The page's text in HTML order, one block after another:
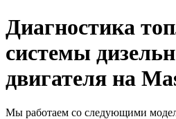
Диагностика
системы
двигателя на
Мы работаем со следующими